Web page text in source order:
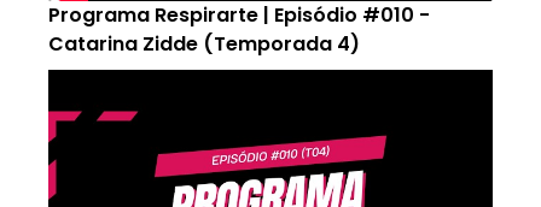
Programa Respirarte | Episódio #010 -
Catarina Zidde (Temporada 4)